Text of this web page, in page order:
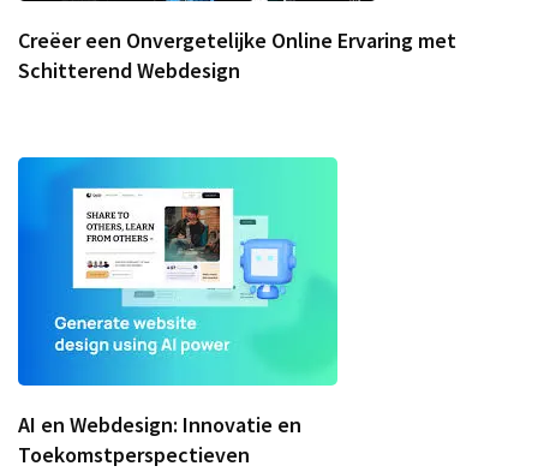
Creëer een Onvergetelijke Online Ervaring met
Schitterend Webdesign
AI en Webdesign: Innovatie en
Toekomstperspectieven